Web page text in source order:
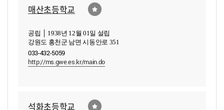
매산초등학교
공립 │ 1938년 12월 01일 설립
강원도 홍천군 남면 시동안로 351
033-432-5059
http://ms.gwe.es.kr/main.do
석화초등학교